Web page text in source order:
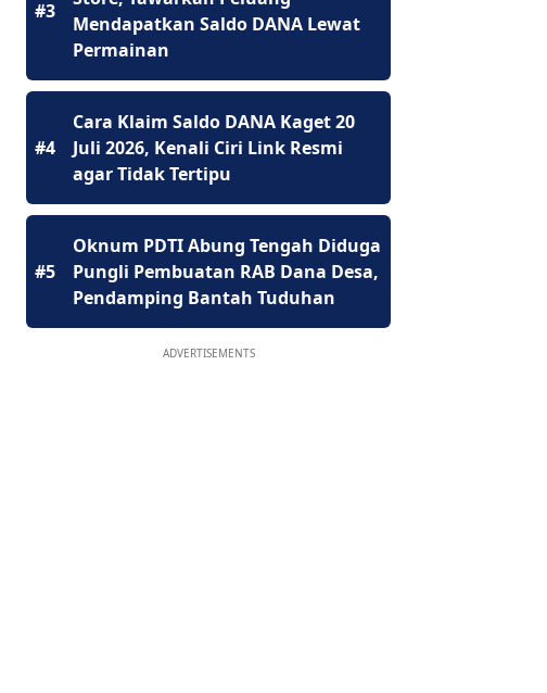
#3
Mendapatkan Saldo DANA Lewat
Permainan
#4
Cara Klaim Saldo DANA Kaget 20
Juli 2026, Kenali Ciri Link Resmi
agar Tidak Tertipu
#5
Oknum PDTI Abung Tengah Diduga
Pungli Pembuatan RAB Dana Desa,
Pendamping Bantah Tuduhan
ADVERTISEMENTS